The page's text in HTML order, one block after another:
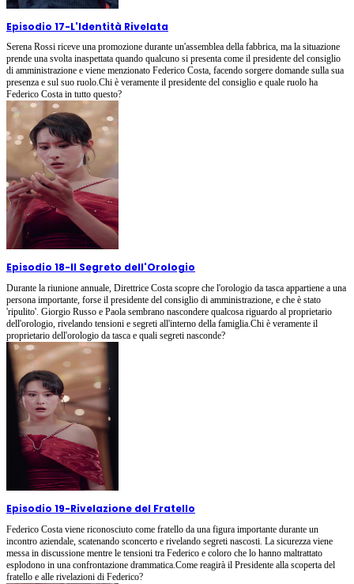
Episodio 17-L'Identità Rivelata
Serena Rossi riceve una promozione durante un'assemblea della fabbrica, ma la situazione
prende una svolta inaspettata quando qualcuno si presenta come il presidente del consiglio
di amministrazione e viene menzionato Federico Costa, facendo sorgere domande sulla sua
presenza e sul suo ruolo.Chi è veramente il presidente del consiglio e quale ruolo ha
Federico Costa in tutto questo?
Episodio 18-Il Segreto dell'Orologio
Durante la riunione annuale, Direttrice Costa scopre che l'orologio da tasca appartiene a una
persona importante, forse il presidente del consiglio di amministrazione, e che è stato
'ripulito'. Giorgio Russo e Paola sembrano nascondere qualcosa riguardo al proprietario
dell'orologio, rivelando tensioni e segreti all'interno della famiglia.Chi è veramente il
proprietario dell'orologio da tasca e quali segreti nasconde?
Episodio 19-Rivelazione del Fratello
Federico Costa viene riconosciuto come fratello da una figura importante durante un
incontro aziendale, scatenando sconcerto e rivelando segreti nascosti. La sicurezza viene
messa in discussione mentre le tensioni tra Federico e coloro che lo hanno maltrattato
esplodono in una confrontazione drammatica.Come reagirà il Presidente alla scoperta del
fratello e alle rivelazioni di Federico?